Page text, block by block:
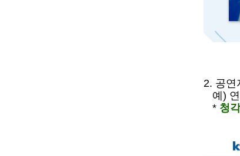
2. 공연
예 )
* 청